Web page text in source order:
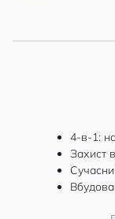
4-в-1:
Захист